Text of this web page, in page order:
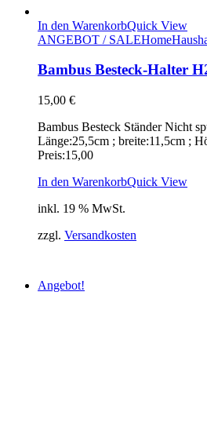
In den WarenkorbQuick View
ANGEBOT / SALEHome
Bambus Besteck-Halter
15,00 €
Bambus Besteck Ständer Nicht
Länge:25,5cm ; breite:11,5cm ;
Preis:15,00
In den WarenkorbQuick View
inkl. 19 % MwSt.
zzgl. Versandkosten
Angebot!